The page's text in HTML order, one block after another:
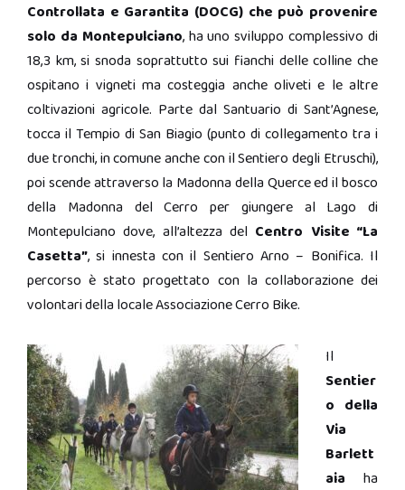
Controllata e Garantita (DOCG) che può provenire
solo da Montepulciano, ha uno sviluppo complessivo di
18,3 km, si snoda soprattutto sui fianchi delle colline che
ospitano i vigneti ma costeggia anche oliveti e le altre
coltivazioni agricole. Parte dal Santuario di Sant’Agnese,
tocca il Tempio di San Biagio (punto di collegamento tra i
due tronchi, in comune anche con il Sentiero degli Etruschi),
poi scende attraverso la Madonna della Querce ed il bosco
della Madonna del Cerro per giungere al Lago di
Montepulciano dove, all’altezza del Centro Visite “La
Casetta”, si innesta con il Sentiero Arno – Bonifica. Il
percorso è stato progettato con la collaborazione dei
volontari della locale Associazione Cerro Bike.
Il
Sentier
o della
Via
Barlett
aia ha